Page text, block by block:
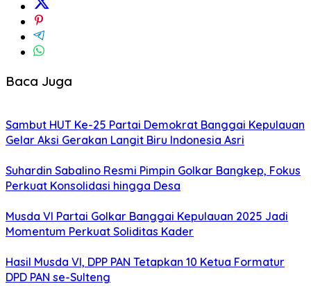
Baca Juga
Sambut HUT Ke-25 Partai Demokrat Banggai Kepulauan
Gelar Aksi Gerakan Langit Biru Indonesia Asri
Suhardin Sabalino Resmi Pimpin Golkar Bangkep, Fokus
Perkuat Konsolidasi hingga Desa
Musda VI Partai Golkar Banggai Kepulauan 2025 Jadi
Momentum Perkuat Soliditas Kader
Hasil Musda VI, DPP PAN Tetapkan 10 Ketua Formatur
DPD PAN se-Sulteng